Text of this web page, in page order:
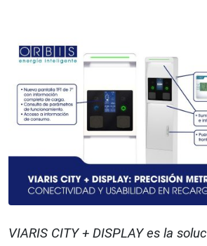
VIARIS CITY + DISPLAY es la